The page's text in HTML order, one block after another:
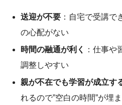
送迎が不要 ：自宅で受講で
の心配がない
時間の融通が利く
：仕事や
調整しやすい
親が不在でも学習が成立す
れるので”空白の時間”が埋